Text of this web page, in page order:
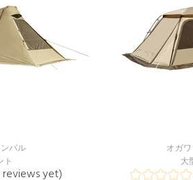
パル
ト
reviews yet)
オガ
大